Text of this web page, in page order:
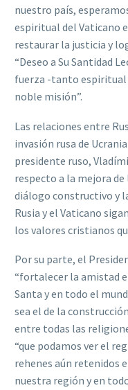
nuestro país,
espiritual del Vaticano
restaurar la justicia y
“Deseo a Su Santidad
fuerza -tanto espiritual
noble misión”.
Las relaciones entre
invasión rusa de
presidente ruso,
respecto a la mejora de
diálogo constructivo y
Rusia y el Vaticano
los valores cristianos
Por su parte, el
“fortalecer la amistad
Santa y en todo el
sea el de la
entre todas las
“que podamos ver el
rehenes aún retenidos
nuestra región y en